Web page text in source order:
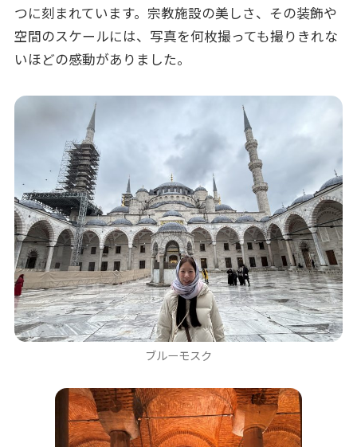
つに刻まれています。宗教施設の美しさ、その装飾や
空間のスケールには、写真を何枚撮っても撮りきれな
いほどの感動がありました。
ブルーモスク